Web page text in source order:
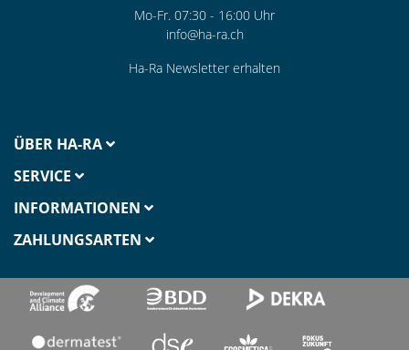
Mo-Fr. 07:30 - 16:00 Uhr
info@ha-ra.ch
Ha-Ra Newsletter erhalten
ÜBER HA-RA
SERVICE
INFORMATIONEN
ZAHLUNGSARTEN